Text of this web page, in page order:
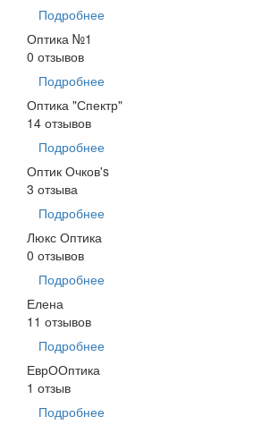
Подробнее
Оптика №1
0 отзывов
Подробнее
Оптика "Спектр"
14 отзывов
Подробнее
Оптик Очков's
3 отзыва
Подробнее
Люкс Оптика
0 отзывов
Подробнее
Елена
11 отзывов
Подробнее
ЕврООптика
1 отзыв
Подробнее